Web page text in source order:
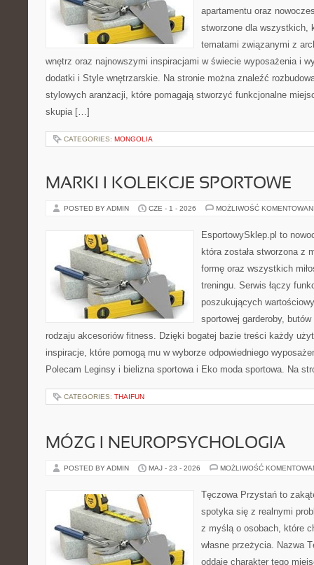
apartamentu oraz
stworzone dla wszystkich,
tematami związanymi z
wnętrz oraz najnowszymi inspiracjami w świecie wyposażenia i
dodatki i Style wnętrzarskie. Na stronie można znaleźć
stylowych aranżacji, które pomagają stworzyć funkcjonalne
skupia […]
CATEGORIES: MONGOLIA
MARKI I KOLEKCJE SPORTOWE
POSTED BY ADMIN CZE - 1 - 2026 MOŻLIWOŚĆ
EsportowySklep.pl to
która została stworzona z
formę oraz wszystkich
treningu. Serwis łączy
poszukujących
sportowej garderoby,
rodzaju akcesoriów fitness. Dzięki bogatej bazie treści każdy
inspiracje, które pomogą mu w wyborze odpowiedniego
Polecam Leginsy i bielizna sportowa i Eko moda sportowa. Na
CATEGORIES: THAIFUN
MÓZG I NEUROPSYCHOLOGIA
POSTED BY ADMIN MAJ - 23 - 2026 MOŻLIWOŚĆ
Tęczowa Przystań to
spotyka się z realnymi
z myślą o osobach, które
własne przeżycia. Nazwa
oddaje charakter tego